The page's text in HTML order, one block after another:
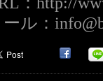
ール：